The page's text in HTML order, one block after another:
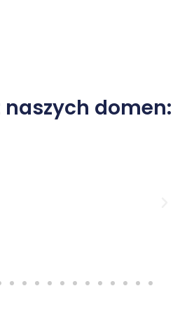
naszych domen: